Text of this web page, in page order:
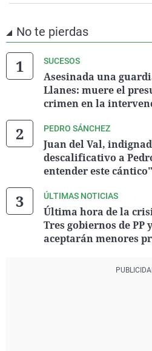
No te pierdas
SUCESOS
Asesinada una
Llanes: muere el
crimen en la
PEDRO SÁNCHEZ
Juan del Val,
descalificativo a
entender este cántico"
ÚLTIMAS NOTICIAS
Última hora de la
Tres gobiernos de PP
aceptarán menores